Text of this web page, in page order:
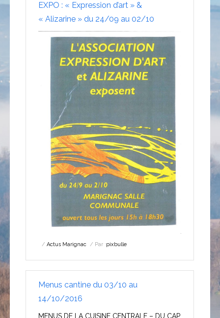
EXPO : « Expression d’art » &
« Alizarine » du 24/09 au 02/10
Actus Marignac Par :pixbulle
Menus cantine du 03/10 au
14/10/2016
MENUS DE LA CUISINE CENTRALE – DU CAP